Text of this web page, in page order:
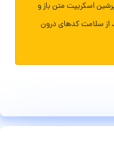
اسکریپت متن باز و
از سلامت کدهای درون